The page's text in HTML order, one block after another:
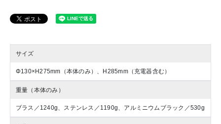
サイズ
Φ130×H275mm（本体のみ）、H285mm（充電器含む）
重量（本体のみ）
ブラス／1240g、ステンレス／1190g、アルミニウムブラック／530g